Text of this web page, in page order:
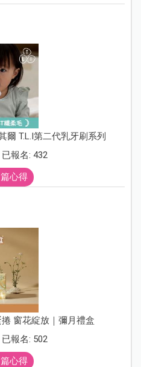
爾 T.L.I第二代乳牙刷系列
報名: 432
心得
捲 窗花綻放｜彌月禮盒
報名: 502
心得